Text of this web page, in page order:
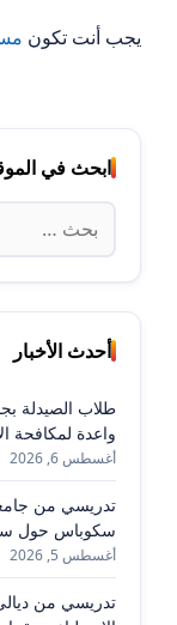
يجب أنت تكون
ابحث في
البحث
عن:
أحدث الأخبار
طلاب الصيدلة
واعدة لمكافحة
أغسطس 6, 2026
تدريسي من
سكوباس حول
أغسطس 5, 2026
تدريسي من